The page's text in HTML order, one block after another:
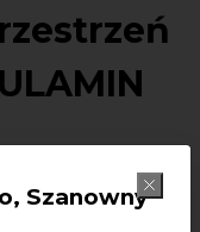
Szanowny
projekt działań z
odbiorcą będą